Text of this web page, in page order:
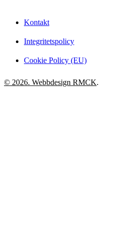
Kontakt
Integritetspolicy
Cookie Policy (EU)
© 2026. Webbdesign RMCK.